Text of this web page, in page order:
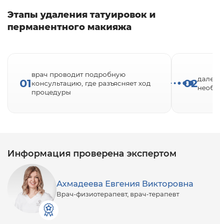
Этапы удаления татуировок и
перманентного макияжа
01
врач проводит подробную
консультацию, где разъясняет ход
процедуры
02
Информация проверена экспертом
Ахмадеева Евгения Викторовна
Врач-физиотерапевт, врач-терапевт